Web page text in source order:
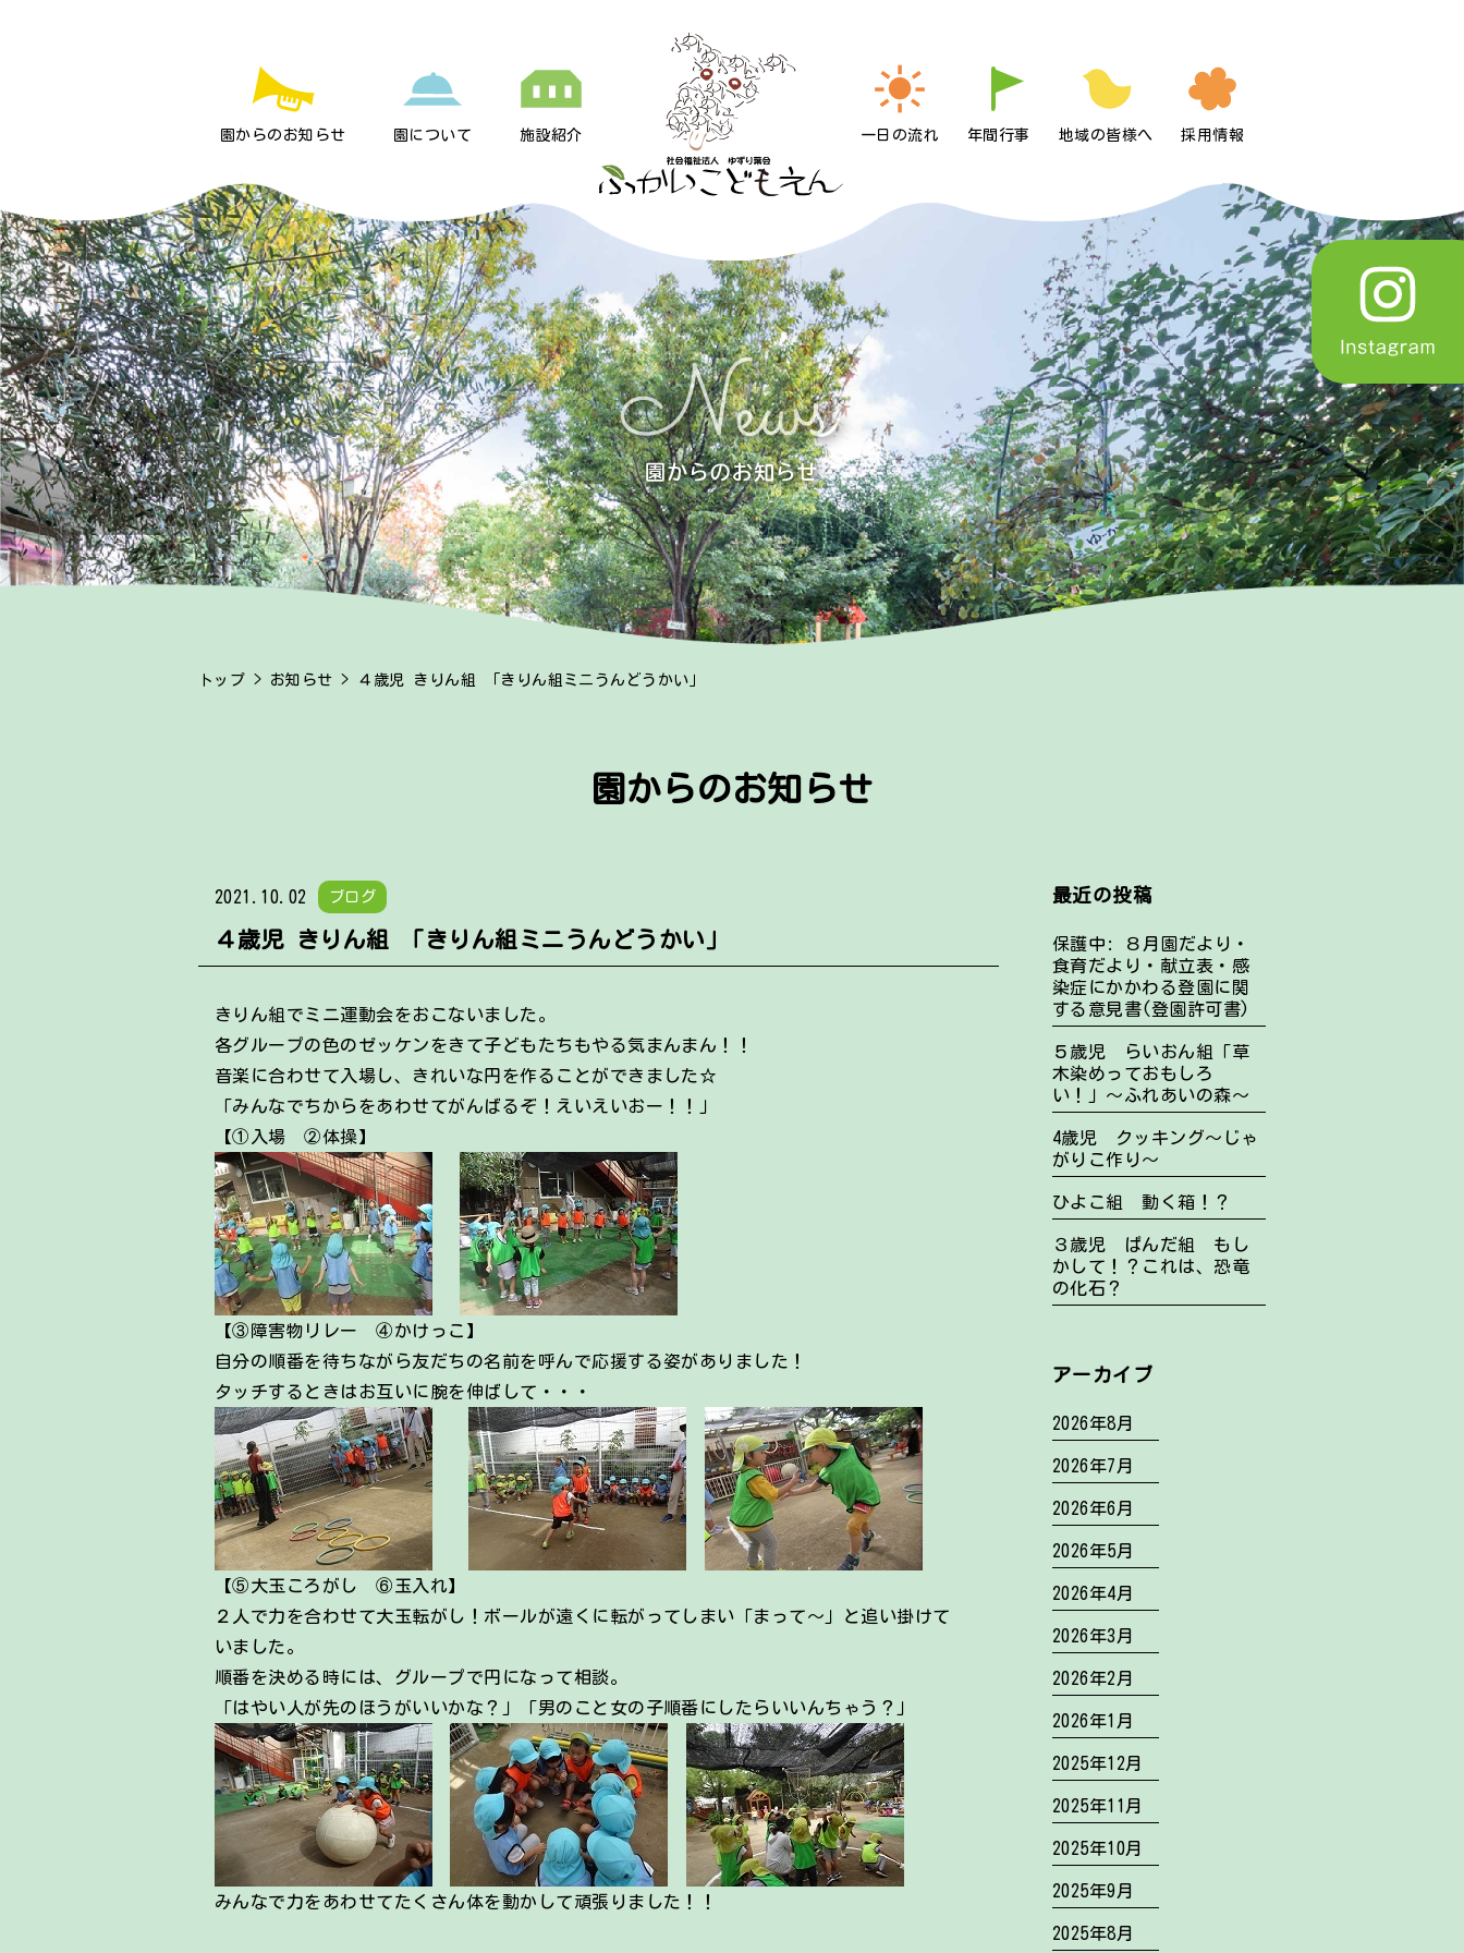
園からのお知らせ 園について 施設紹介 一日の流れ 年間行事 地域の皆様へ 採用情報
トップ > お知らせ > ４歳児 きりん組 「きりん組ミニうんどうかい」
園からのお知らせ
2021.10.02 ブログ
４歳児 きりん組 「きりん組ミニうんどうかい」
きりん組でミニ運動会をおこないました。
各グループの色のゼッケンをきて子どもたちもやる気まんまん！！
音楽に合わせて入場し、きれいな円を作ることができました☆
「みんなでちからをあわせてがんばるぞ！えいえいおー！！」
【①入場 ②体操】
【③障害物リレー ④かけっこ】
自分の順番を待ちながら友だちの名前を呼んで応援する姿がありました！
タッチするときはお互いに腕を伸ばして・・・
【⑤大玉ころがし ⑥玉入れ】
２人で力を合わせて大玉転がし！ボールが遠くに転がってしまい「まって～」と追い掛けて
いました。
順番を決める時には、グループで円になって相談。
「はやい人が先のほうがいいかな？」「男のこと女の子順番にしたらいいんちゃう？」
みんなで力をあわせてたくさん体を動かして頑張りました！！
最近の投稿
保護中: ８月園だより・
食育だより・献立表・感
染症にかかわる登園に関
する意見書(登園許可書)
５歳児 らいおん組「草
木染めっておもしろ
い！」～ふれあいの森～
4歳児 クッキング～じゃ
がりこ作り～
ひよこ組 動く箱！？
３歳児 ぱんだ組 もし
かして！？これは、恐竜
の化石？
アーカイブ
2026年8月
2026年7月
2026年6月
2026年5月
2026年4月
2026年3月
2026年2月
2026年1月
2025年12月
2025年11月
2025年10月
2025年9月
2025年8月